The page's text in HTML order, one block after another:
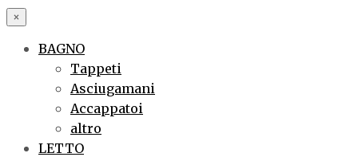
×
BAGNO
Tappeti
Asciugamani
Accappatoi
altro
LETTO